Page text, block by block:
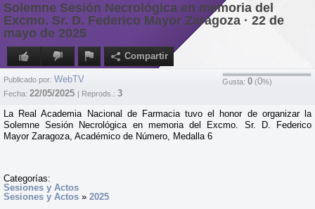
Solemne Sesión Necrológica en memoria del
Excmo. Sr. D. Federico Mayor Zaragoza · 22 de
mayo de 2025
Compartir
Gusta: 0 (0%)
Publicado por: WebTV
Fecha: 22/05/2025 | Reprods.: 3
La Real Academia Nacional de Farmacia tuvo el honor de organizar la
Solemne Sesión Necrológica en memoria del Excmo. Sr. D. Federico
Mayor Zaragoza, Académico de Número, Medalla 6
Categorías:
Sesiones y Actos
Sesiones y Actos » 2025